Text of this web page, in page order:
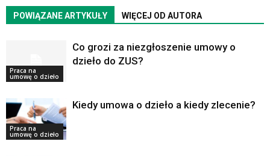
POWIĄZANE ARTYKUŁY WIĘCEJ OD AUTORA
Praca na
umowę o dzieło
Co grozi za niezgłoszenie umowy o
dzieło do ZUS?
Praca na
umowę o dzieło
Kiedy umowa o dzieło a kiedy zlecenie?